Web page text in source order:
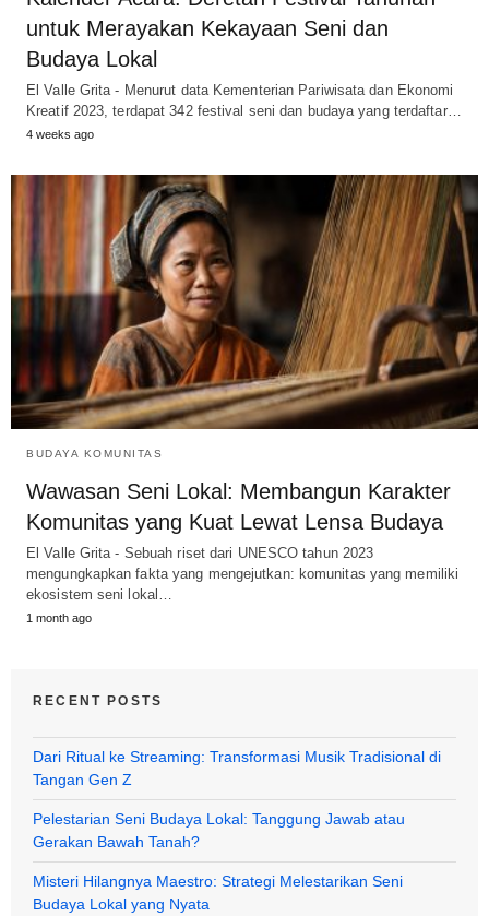
untuk Merayakan Kekayaan Seni dan
Budaya Lokal
El Valle Grita - Menurut data Kementerian Pariwisata dan Ekonomi
Kreatif 2023, terdapat 342 festival seni dan budaya yang terdaftar…
4 weeks ago
BUDAYA KOMUNITAS
Wawasan Seni Lokal: Membangun Karakter
Komunitas yang Kuat Lewat Lensa Budaya
El Valle Grita - Sebuah riset dari UNESCO tahun 2023
mengungkapkan fakta yang mengejutkan: komunitas yang memiliki
ekosistem seni lokal…
1 month ago
RECENT POSTS
Dari Ritual ke Streaming: Transformasi Musik Tradisional di
Tangan Gen Z
Pelestarian Seni Budaya Lokal: Tanggung Jawab atau
Gerakan Bawah Tanah?
Misteri Hilangnya Maestro: Strategi Melestarikan Seni
Budaya Lokal yang Nyata